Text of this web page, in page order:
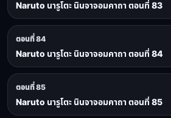
Naruto นารูโตะ นินจาจอมคาถา ตอนที่ 83
ตอนที่ 84
Naruto นารูโตะ นินจาจอมคาถา ตอนที่ 84
ตอนที่ 85
Naruto นารูโตะ นินจาจอมคาถา ตอนที่ 85